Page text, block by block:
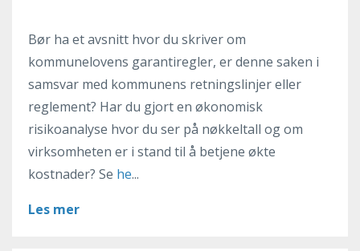
Bør ha et avsnitt hvor du skriver om
kommunelovens garantiregler, er denne saken i
samsvar med kommunens retningslinjer eller
reglement? Har du gjort en økonomisk
risikoanalyse hvor du ser på nøkkeltall og om
virksomheten er i stand til å betjene økte
kostnader? Se he...
Les mer